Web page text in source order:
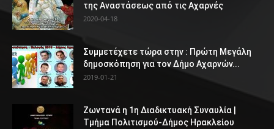
της Αναστάσεως από τις Αχαρνές
2020-04-18
Συμμετέχετε τώρα στην : Πρώτη Μεγάλη
δημοσκόπηση για τον Δήμο Αχαρνών...
2019-01-21
Ζωντανά η 1η Διαδικτυακή Συναυλία |
Τμήμα Πολιτισμού-Δήμος Ηρακλείου